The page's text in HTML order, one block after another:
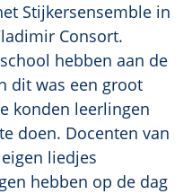
Stijkersensemble in
Consort.
hebben aan de
dit was een groot
konden leerlingen
doen. Docenten van
liedjes
hebben op de dag